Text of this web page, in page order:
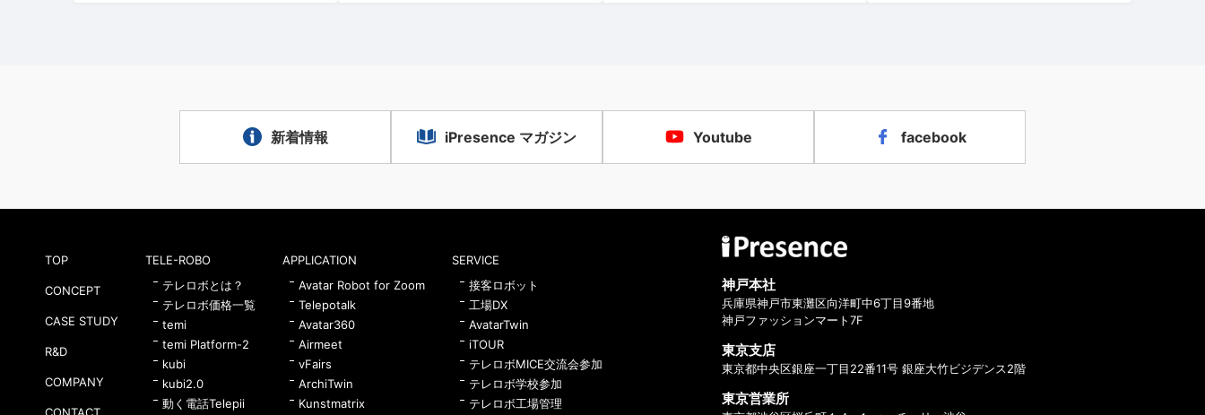
新着情報 iPresence マガジン Youtube facebook
TOP
CONCEPT
CASE STUDY
R&D
COMPANY
TELE-ROBO
テレロボとは？
テレロボ価格一覧
temi
temi Platform-2
kubi
kubi2.0
動く電話Telepii
APPLICATION
Avatar Robot for Zoom
Telepotalk
Avatar360
Airmeet
vFairs
ArchiTwin
Kunstmatrix
SERVICE
接客ロボット
工場DX
AvatarTwin
iTOUR
テレロボMICE交流会参加
テレロボ学校参加
テレロボ工場管理
神戸本社
兵庫県神戸市東灘区向洋町中6丁目9番地
神戸ファッションマート7F
東京支店
東京都中央区銀座一丁目22番11号 銀座大竹ビジデンス2階
東京営業所